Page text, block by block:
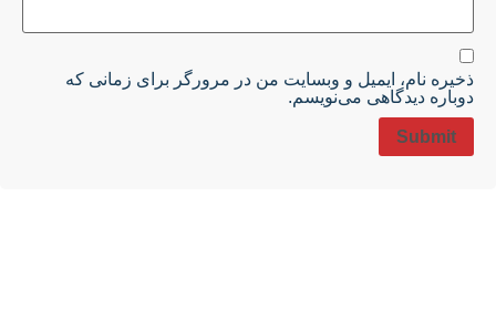
ذخیره نام، ایمیل و وبسایت من در مرورگر برای زمانی که
دوباره دیدگاهی می‌نویسم.